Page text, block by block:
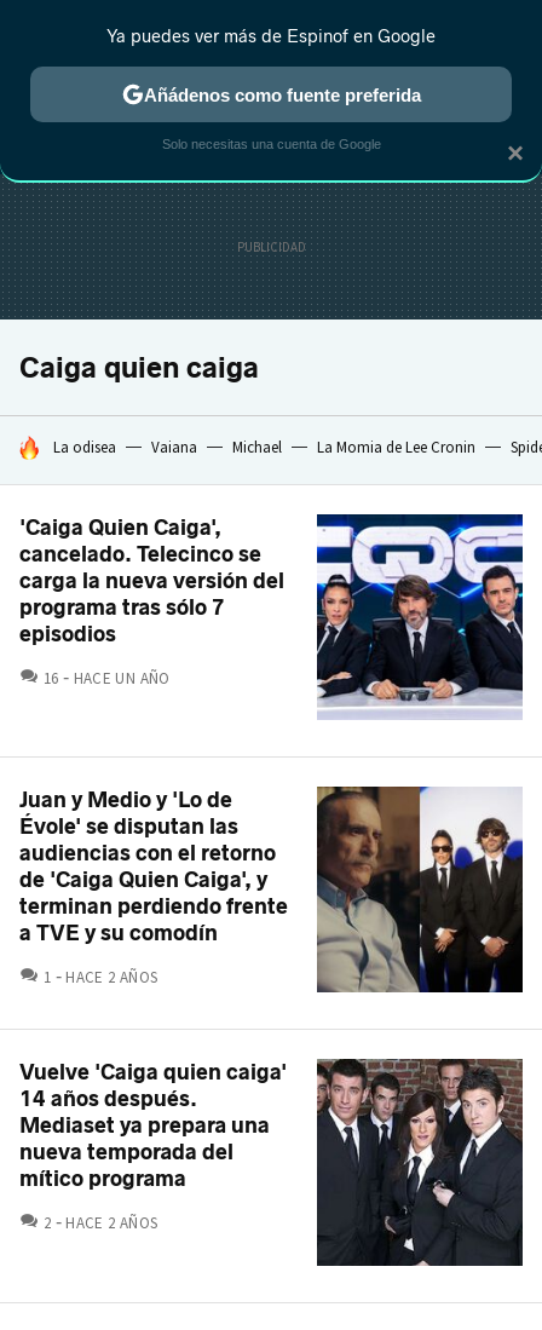
ESTRENOS REALITY ANIME RANKINGS CINE
Caiga quien caiga
HOY SE HABLA DE
La odisea Vaiana Michael La Momia de Lee Cronin
'Caiga Quien Caiga',
cancelado. Telecinco se
carga la nueva versión del
programa tras sólo 7
episodios
16 COMENTARIOS
HACE UN AÑO
Juan y Medio y 'Lo de
Évole' se disputan las
audiencias con el retorno
de 'Caiga Quien Caiga', y
terminan perdiendo frente
a TVE y su comodín
1 COMENTARIOS
HACE 2 AÑOS
Vuelve 'Caiga quien caiga'
14 años después.
Mediaset ya prepara una
nueva temporada del
mítico programa
2 COMENTARIOS
HACE 2 AÑOS
×
Ya puedes ver más de Espinof en Google
Añádenos como fuente preferida
Solo necesitas una cuenta de Google